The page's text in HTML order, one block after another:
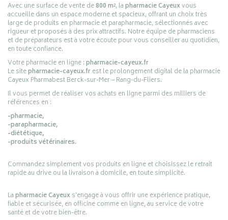
Avec une surface de vente de800 m², lapharmacie Cayeuxvous
accueille dans un espace moderne et spacieux, offrant un choix très
large de produits en pharmacie et parapharmacie, sélectionnés avec
rigueur et proposés à des prix attractifs. Notre équipe de pharmaciens
et de préparateurs est à votre écoute pour vous conseiller au quotidien,
en toute confiance.
Votre pharmacie en ligne :pharmacie-cayeux.fr
Le sitepharmacie-cayeux.frest le prolongement digital de la pharmacie
Cayeux Pharmabest Berck-sur-Mer – Rang-du-Fliers.
Il vous permet de réaliser vos achats en ligne parmi des milliers de
références en :
-pharmacie,
-parapharmacie,
-diététique,
-produits vétérinaires.
Commandez simplement vos produits en ligne et choisissez le retrait
rapide au drive ou la livraison à domicile, en toute simplicité.
Lapharmacie Cayeuxs’engage à vous offrir une expérience pratique,
fiable et sécurisée, en officine comme en ligne, au service de votre
santé et de votre bien-être.